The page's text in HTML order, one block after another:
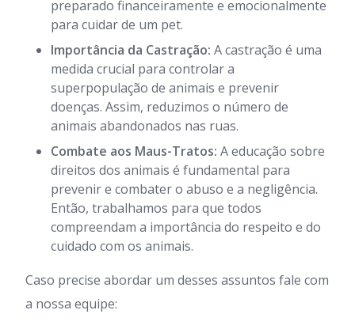
preparado financeiramente e emocionalmente
para cuidar de um pet.
Importância da Castração: A castração é uma
medida crucial para controlar a
superpopulação de animais e prevenir
doenças. Assim, reduzimos o número de
animais abandonados nas ruas.
Combate aos Maus-Tratos: A educação sobre
direitos dos animais é fundamental para
prevenir e combater o abuso e a negligência.
Então, trabalhamos para que todos
compreendam a importância do respeito e do
cuidado com os animais.
Caso precise abordar um desses assuntos fale com
a nossa equipe: